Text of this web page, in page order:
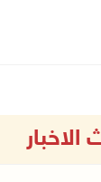
الاخبار